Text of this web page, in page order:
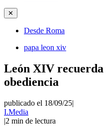
✕
Desde Roma
papa leon xiv
León XIV
obediencia
publicado el 18/09/25|
I.Media
|2 min de lectura